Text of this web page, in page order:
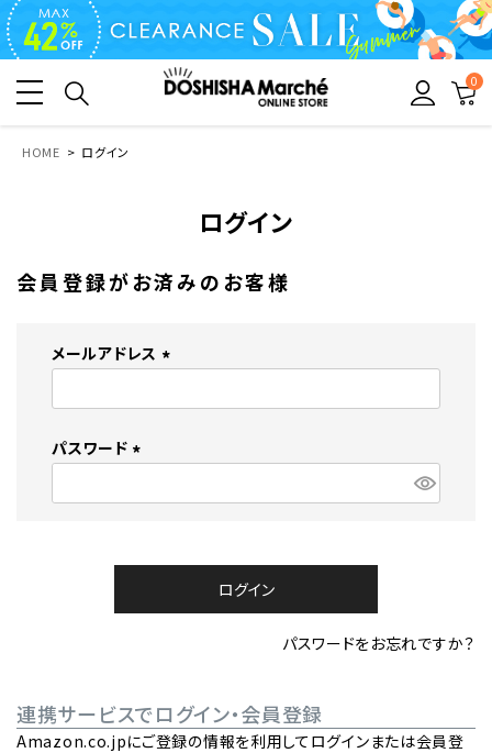
0
HOME ログイン
ログイン
会員登録がお済みのお客様
メールアドレス
必
パスワード
必
ログイン
パスワードをお忘れですか？
連携サービスでログイン・会員登録
Amazon.co.jpにご登録の情報を利用してログインまたは会員登